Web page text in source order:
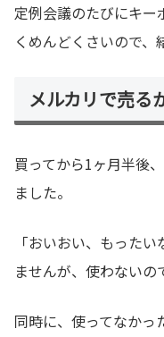
定例会議のたびにキ
くめんどくさいので、
メルカリで売る
買ってから1ヶ月半後
ました。
「おいおい、もった
ませんが、使わないの
同時に、使ってなかっ